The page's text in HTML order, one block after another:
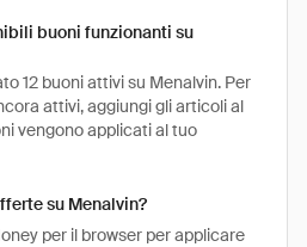
buoni funzionanti su
12 buoni attivi su Menalvin. Per
attivi, aggiungi gli articoli al
vengono applicati al tuo
su Menalvin?
per il browser per applicare